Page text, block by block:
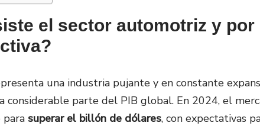
el sector automotriz y por
una industria pujante y en constante
considerable parte del PIB global. En 2024, el
superar el billón de dólares, con expectativas